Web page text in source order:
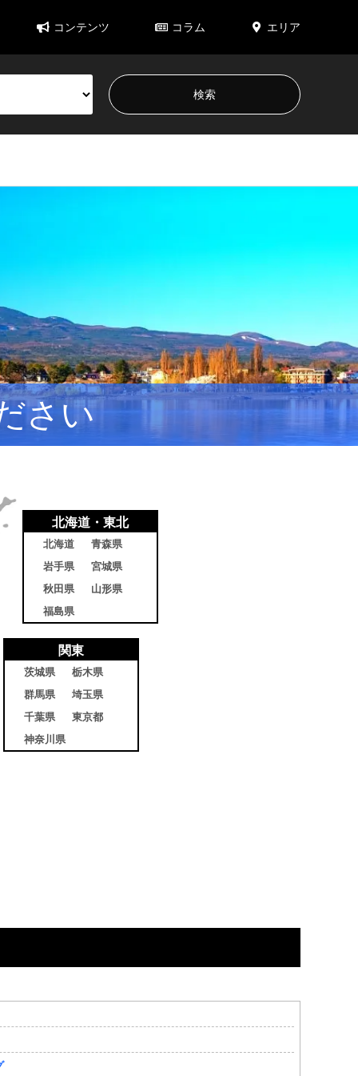
コンテンツ コラム エリア
さい
北海道・東北
北海道
青森県
岩手県
宮城県
秋田県
山形県
福島県
関東
茨城県
栃木県
群馬県
埼玉県
千葉県
東京都
神奈川県